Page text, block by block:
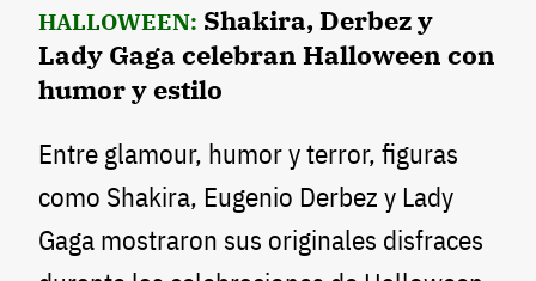
HALLOWEEN: Shakira, Derbez y
Lady Gaga celebran Halloween con
humor y estilo
Entre glamour, humor y terror, figuras
como Shakira, Eugenio Derbez y Lady
Gaga mostraron sus originales disfraces